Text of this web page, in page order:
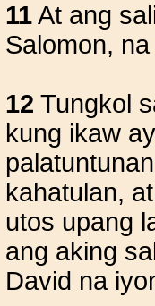
11At ang
Salomon,
12 Tungkol
kung ikaw
kahatulan,
utos upang
ang aking
David na